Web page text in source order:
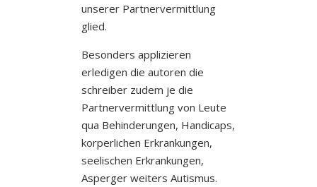
unserer Partnervermittlung
glied.
Besonders applizieren
erledigen die autoren die
schreiber zudem je die
Partnervermittlung von Leute
qua Behinderungen, Handicaps,
korperlichen Erkrankungen,
seelischen Erkrankungen,
Asperger weiters Autismus.